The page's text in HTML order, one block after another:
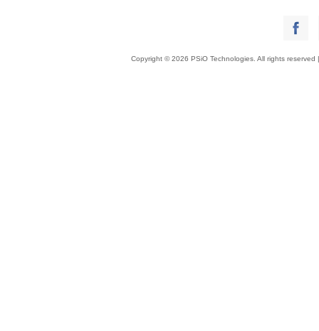
Copyright © 2026 PSiO Technologies. All rights reserved